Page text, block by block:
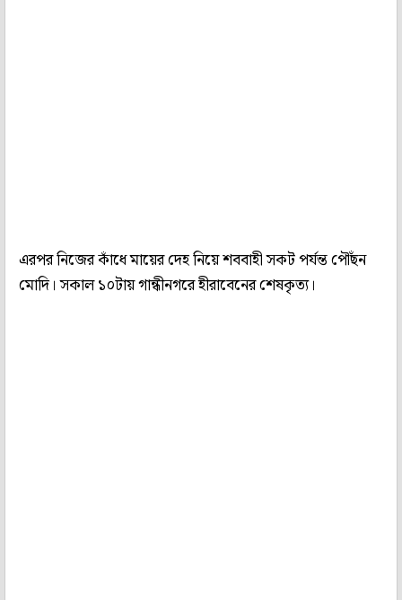
এরপর নিজের কাঁধে মায়ের দেহ নিয়ে শববাহী সকট পর্যন্ত পৌঁছন
মোদি। সকাল ১০টায় গান্ধীনগরে হীরাবেনের শেষকৃত্য।